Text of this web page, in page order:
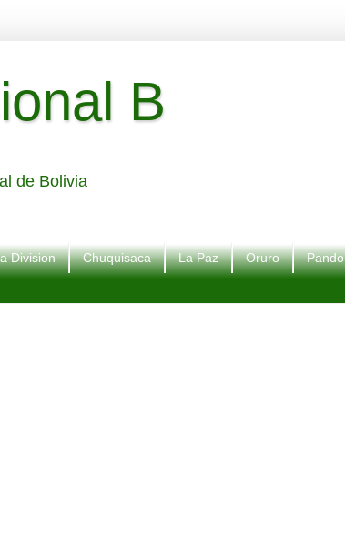
B
de Bolivia
Division Chuquisaca La Paz Oruro Pando